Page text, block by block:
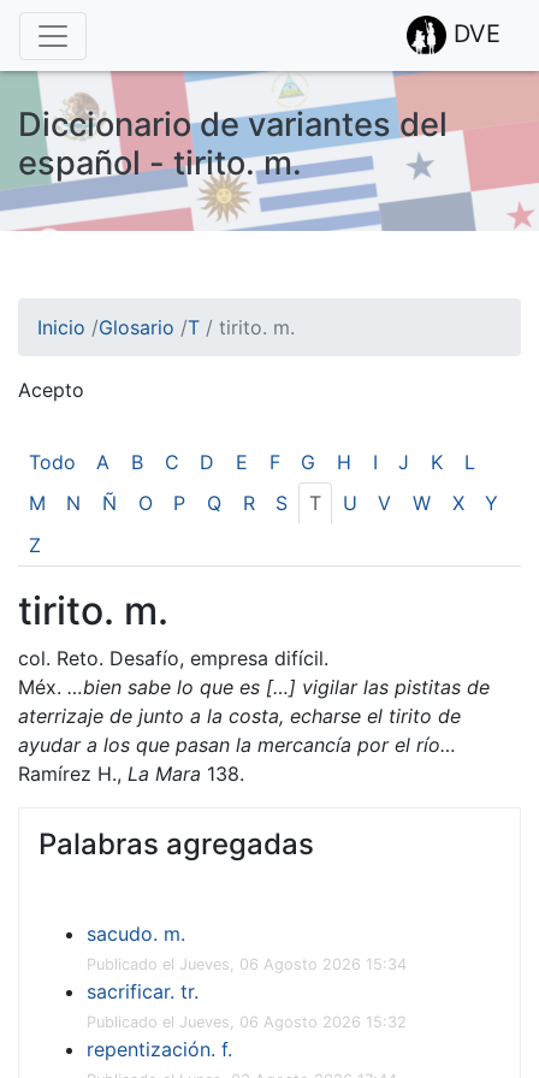
DVE
Diccionario de variantes del
español - tirito. m.
Inicio /Glosario /T / tirito. m.
Acepto
Todo A B C D E F G H I J K
L
M
N Ñ O P Q R S T U V W X
Y
Z
tirito. m.
col. Reto. Desafío, empresa difícil.
Méx. …bien sabe lo que es […] vigilar las pistitas de
aterrizaje de junto a la costa, echarse el tirito de
ayudar a los que pasan la mercancía por el río…
Ramírez H., La Mara 138.
Palabras agregadas
sacudo. m.
Publicado el Jueves, 06 Agosto 2026 15:34
sacrificar. tr.
Publicado el Jueves, 06 Agosto 2026 15:32
repentización. f.